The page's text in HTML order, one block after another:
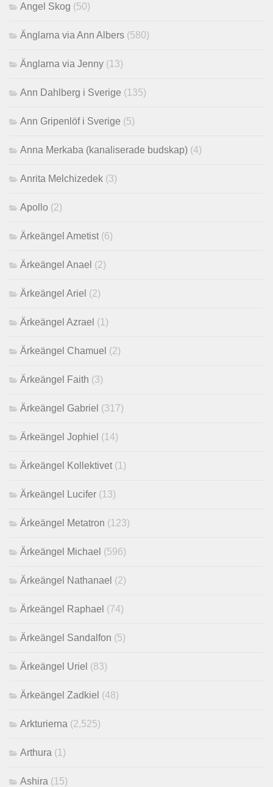
Angel Skog (50)
Änglarna via Ann Albers (580)
Änglarna via Jenny (13)
Ann Dahlberg i Sverige (135)
Ann Gripenlöf i Sverige (5)
Anna Merkaba (kanaliserade budskap) (4)
Anrita Melchizedek (3)
Apollo (2)
Ärkeängel Ametist (6)
Ärkeängel Anael (2)
Ärkeängel Ariel (2)
Ärkeängel Azrael (1)
Ärkeängel Chamuel (2)
Ärkeängel Faith (3)
Ärkeängel Gabriel (317)
Ärkeängel Jophiel (14)
Ärkeängel Kollektivet (1)
Ärkeängel Lucifer (13)
Ärkeängel Metatron (123)
Ärkeängel Michael (596)
Ärkeängel Nathanael (2)
Ärkeängel Raphael (74)
Ärkeängel Sandalfon (5)
Ärkeängel Uriel (83)
Ärkeängel Zadkiel (48)
Arkturierna (2,525)
Arthura (1)
Ashira (15)